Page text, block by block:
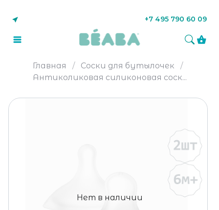
+7 495 790 60 09
Главная
Соски для бутылочек
Антиколиковая силиконовая соск...
Нет в наличии